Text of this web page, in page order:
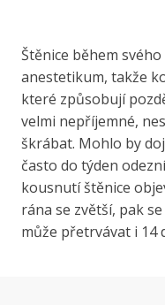
Štěnice během
anestetikum, takže
které způsobují
velmi nepříjemné,
škrábat. Mohlo by
často do týden
kousnutí štěnice
rána se zvětší, pak
může přetrvávat i 14